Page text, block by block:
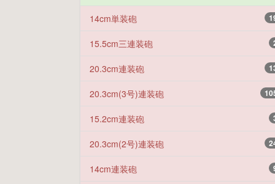
14cm単装砲
15.5cm三連装砲
20.3cm連装砲
20.3cm(3号)連装砲
15.2cm連装砲
20.3cm(2号)連装砲
14cm連装砲